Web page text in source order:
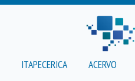
ITAPECERICA ACERVO